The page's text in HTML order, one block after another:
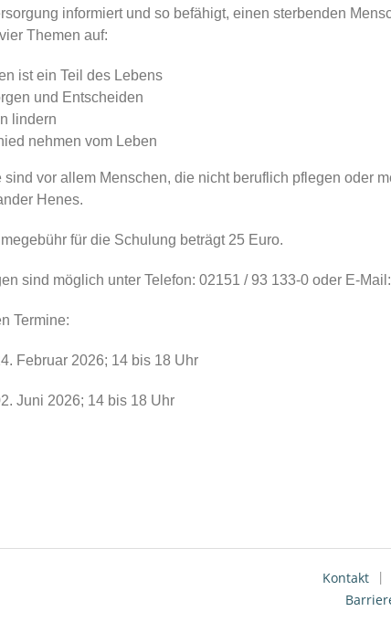
informiert und so befähigt, einen sterbenden
Themen auf:
ist ein Teil des Lebens
und Entscheiden
lindern
nehmen vom Leben
sind vor allem Menschen, die nicht beruflich pflegen oder
Henes.
für die Schulung beträgt 25 Euro.
sind möglich unter Telefon: 02151 / 93 133-0 oder E-Mail:
Termine:
Februar 2026; 14 bis 18 Uhr
Juni 2026; 14 bis 18 Uhr
Kontakt